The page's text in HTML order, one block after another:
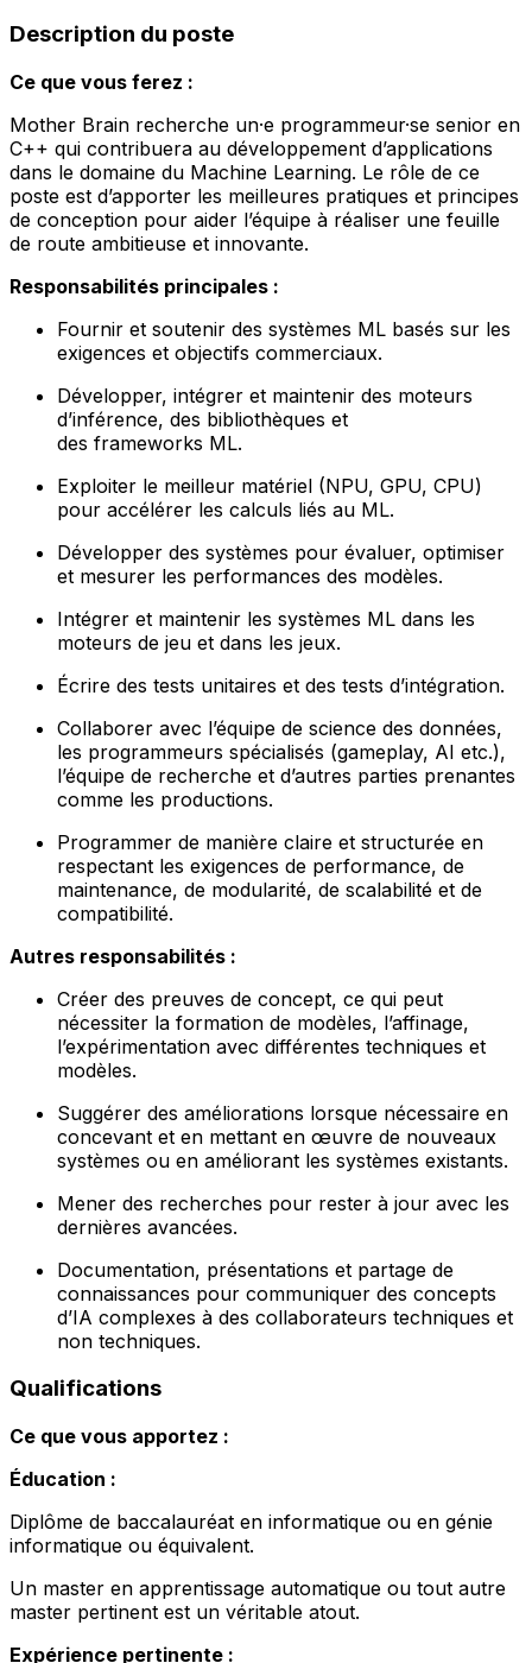
Description du poste
Ce que vous ferez :
Mother Brain recherche un·e programmeur·se senior en
C++ qui contribuera au développement d’applications
dans le domaine du Machine Learning. Le rôle de ce
poste est d’apporter les meilleures pratiques et principes
de conception pour aider l’équipe à réaliser une feuille
de route ambitieuse et innovante.
Responsabilités principales :
Fournir et soutenir des systèmes ML basés sur les
exigences et objectifs commerciaux.
Développer, intégrer et maintenir des moteurs
d’inférence, des bibliothèques et
des frameworks ML.
Exploiter le meilleur matériel (NPU, GPU, CPU)
pour accélérer les calculs liés au ML.
Développer des systèmes pour évaluer, optimiser
et mesurer les performances des modèles.
Intégrer et maintenir les systèmes ML dans les
moteurs de jeu et dans les jeux.
Écrire des tests unitaires et des tests d’intégration.
Collaborer avec l’équipe de science des données,
les programmeurs spécialisés (gameplay, AI etc.),
l’équipe de recherche et d’autres parties prenantes
comme les productions.
Programmer de manière claire et structurée en
respectant les exigences de performance, de
maintenance, de modularité, de scalabilité et de
compatibilité.
Autres responsabilités :
Créer des preuves de concept, ce qui peut
nécessiter la formation de modèles, l’affinage,
l’expérimentation avec différentes techniques et
modèles.
Suggérer des améliorations lorsque nécessaire en
concevant et en mettant en œuvre de nouveaux
systèmes ou en améliorant les systèmes existants.
Mener des recherches pour rester à jour avec les
dernières avancées.
Documentation, présentations et partage de
connaissances pour communiquer des concepts
d’IA complexes à des collaborateurs techniques et
non techniques.
Qualifications
Ce que vous apportez :
Éducation :
Diplôme de baccalauréat en informatique ou en génie
informatique ou équivalent.
Un master en apprentissage automatique ou tout autre
master pertinent est un véritable atout.
Expérience pertinente :